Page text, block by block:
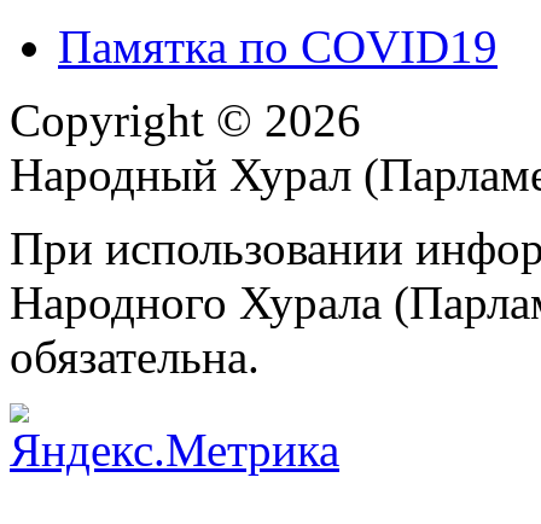
Памятка по COVID19
Copyright © 2026
Народный Хурал
При использовании
Народного Хурала
обязательна.